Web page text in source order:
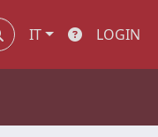
IT LOGIN